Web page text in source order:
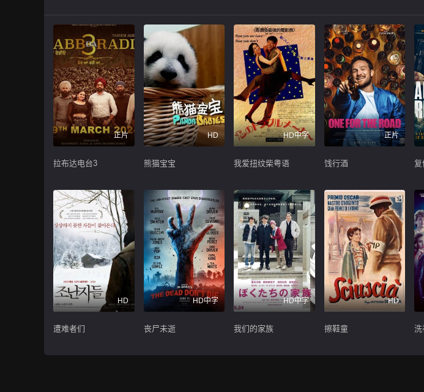
正片
拉布达电台3
HD
熊猫宝宝
HD中字
我爱扭纹柴粤语
正片
饯行酒 复
HD
遭难者们
HD中字
丧尸未逝
HD中字
我们的家族
HD
擦鞋童 洗